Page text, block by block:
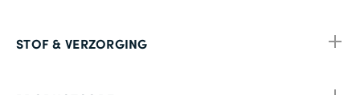
STOF & VERZORGING